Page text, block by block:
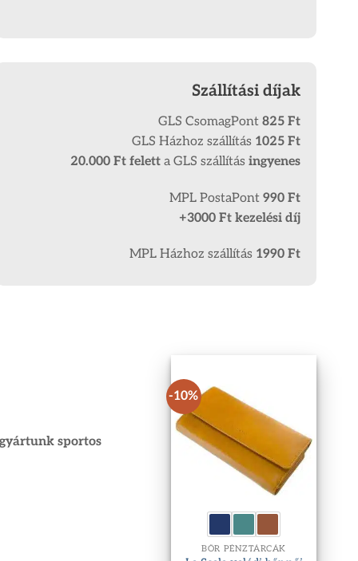
Szállítási díjak
GLS CsomagPont 825 Ft
GLS Házhoz szállítás 1025 Ft
20.000 Ft feletta GLS szállítás ingyenes
MPL PostaPont 990 Ft
+3000 Ft kezelési díj
MPL Házhoz szállítás 1990 Ft
sportos
-10%
BŐR PÉNZTÁRCÁK